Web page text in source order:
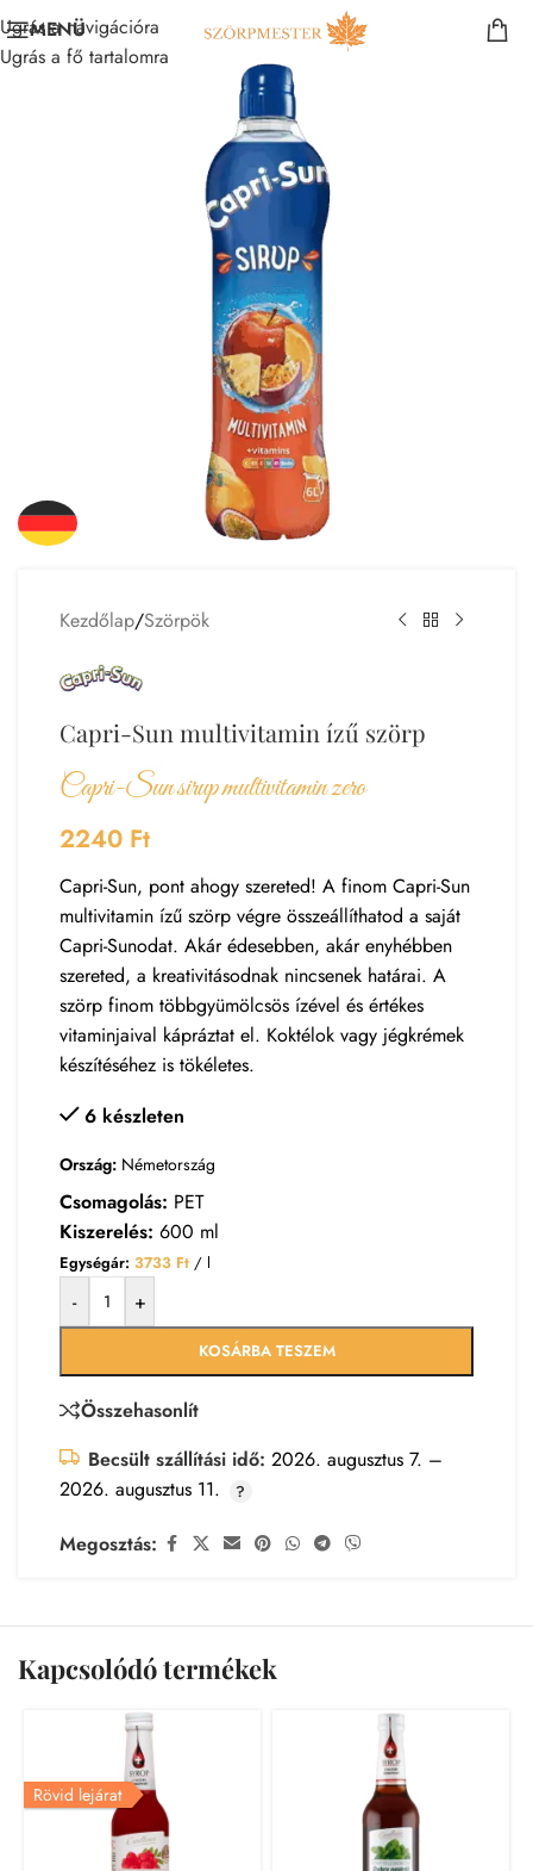
Ugrás a navigációra
Ugrás a fő tartalomra
MENÜ
Kezdőlap/Szörpök
Capri-Sun multivitamin ízű szörp
Capri-Sun sirup multivitamin zero
2240 Ft
Capri-Sun, pont ahogy szereted! A finom Capri-Sun
multivitamin ízű szörp végre összeállíthatod a saját
Capri-Sunodat. Akár édesebben, akár enyhébben
szereted, a kreativitásodnak nincsenek határai. A
szörp finom többgyümölcsös ízével és értékes
vitaminjaival kápráztat el. Koktélok vagy jégkrémek
készítéséhez is tökéletes.
6 készleten
Ország: Németország
Csomagolás: PET
Kiszerelés: 600 ml
Egységár: 3733 Ft / l
- +
KOSÁRBA TESZEM
Összehasonlít
Becsült szállítási idő: 2026. augusztus 7. –
2026. augusztus 11.
Megosztás:
Kapcsolódó termékek
Rövid lejárat